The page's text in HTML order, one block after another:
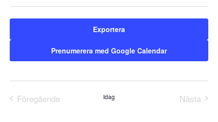
datum.
Exportera
Prenumerera med Google Calendar
Föregående
Idag
Nästa